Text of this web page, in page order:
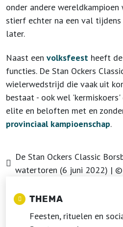
onder andere wereldkampioen
stierf echter na een val
later.
Naast een volksfeest heeft
functies. De Stan Ockers
wielerwedstrijd die vaak uit
bestaat - ook wel
elite en beloften met en
provinciaal kampioenschap.
De Stan Ockers Classic
watertoren (6 juni 2022) | ©
THEMA
Feesten, rituelen en